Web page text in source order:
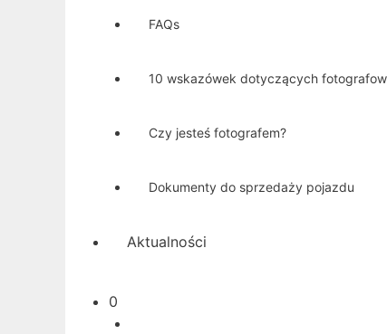
FAQs
10 wskazówek dotyczących
Czy jesteś fotografem?
Dokumenty do sprzedaży pojazdu
Aktualności
Koszyk
0